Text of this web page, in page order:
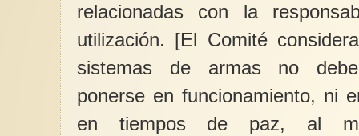
relacionadas con la
utilización. [El Comité
sistemas de armas no
ponerse en funcionamiento, ni
en tiempos de paz, al